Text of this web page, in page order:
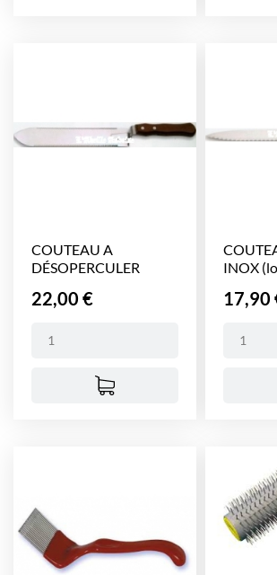
COUTEAU A
DÉSOPERCULER
Prix
22,00 €
INOX
Prix
17,90